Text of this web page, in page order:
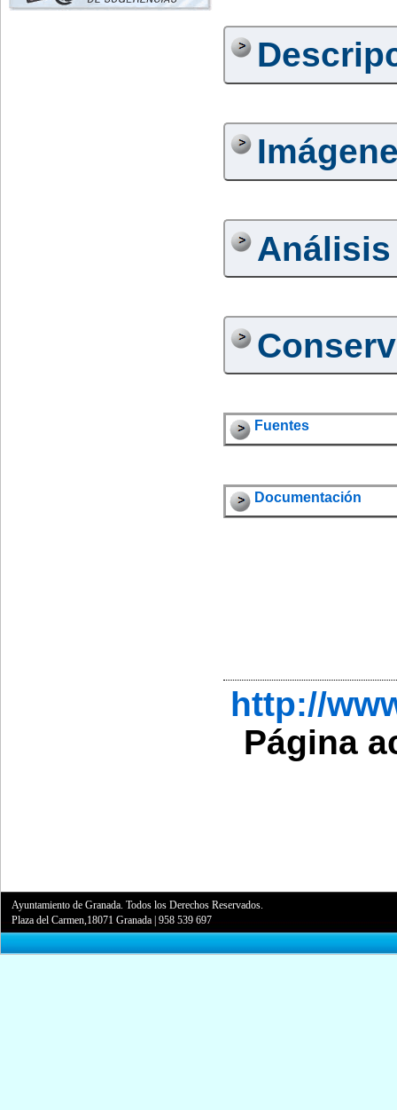
Fuentes
Documentación
http://
Página
Ayuntamiento de Granada. Todos los Derechos Reservados.
Plaza del Carmen,18071 Granada |958 539 697